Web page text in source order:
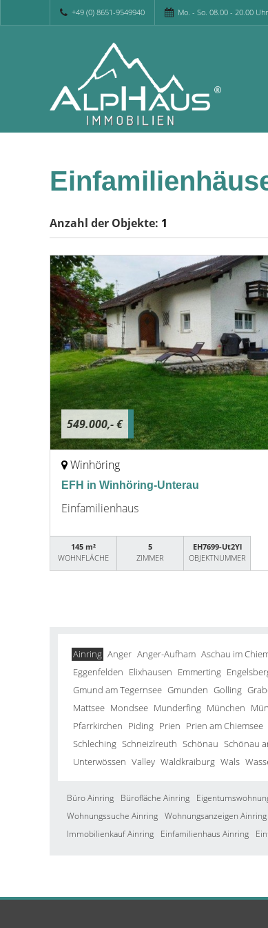
+49 (0) 8651-9549940 Mo. - So. 08.00 - 20.00 Uhr
Anzahl der Objekte: 1
549.000,- €
Winhöring
EFH in Winhöring-Unterau
Einfamilienhaus
145 m²
WOHNFLÄCHE
5
ZIMMER
EH7699-Ut2Yl
OBJEKTNUMMER
Ainring Anger Anger-Aufham Aschau im
Eggenfelden Elixhausen Emmerting
Gmund am Tegernsee Gmunden Golling
Mattsee Mondsee Munderfing München
Pfarrkirchen Piding Prien Prien am Chiemsee
Schleching Schneizlreuth Schönau Schönau
Unterwössen Valley Waldkraiburg Wals
Büro Ainring Bürofläche Ainring
Wohnungssuche Ainring Wohnungsanzeigen Ainring
Immobilienkauf Ainring
Einfamilienhaus Ainring